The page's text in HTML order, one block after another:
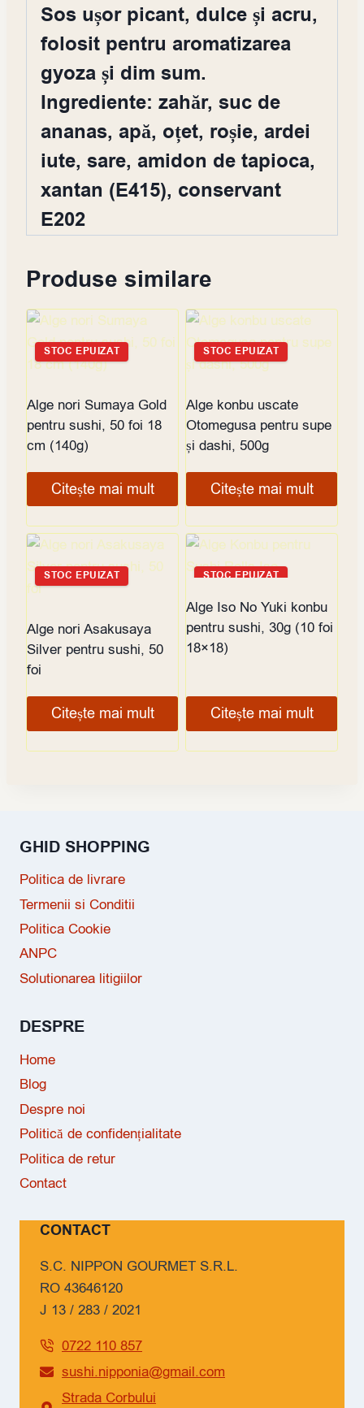
Sos ușor picant, dulce și acru,
folosit pentru aromatizarea
gyoza și dim sum.
Ingrediente: zahăr, suc de
ananas, apă, oțet, roșie, ardei
iute, sare, amidon de tapioca,
xantan (E415), conservant
E202
Produse similare
STOC EPUIZAT
Alge nori Sumaya Gold
pentru sushi, 50 foi 18
cm (140g)
Citește mai mult
STOC EPUIZAT
Alge konbu uscate
Otomegusa pentru supe
și dashi, 500g
Citește mai mult
STOC EPUIZAT
Alge nori Asakusaya
Silver pentru sushi, 50
foi
Citește mai mult
STOC EPUIZAT
Alge Iso No Yuki konbu
pentru sushi, 30g (10 foi
18×18)
Citește mai mult
GHID SHOPPING
Politica de livrare
Termenii si Conditii
Politica Cookie
ANPC
Solutionarea litigiilor
DESPRE
Home
Blog
Despre noi
Politică de confidențialitate
Politica de retur
Contact
CONTACT
S.C. NIPPON GOURMET S.R.L.
RO 43646120
J 13 / 283 / 2021
0722 110 857
sushi.nipponia@gmail.com
Strada Corbului